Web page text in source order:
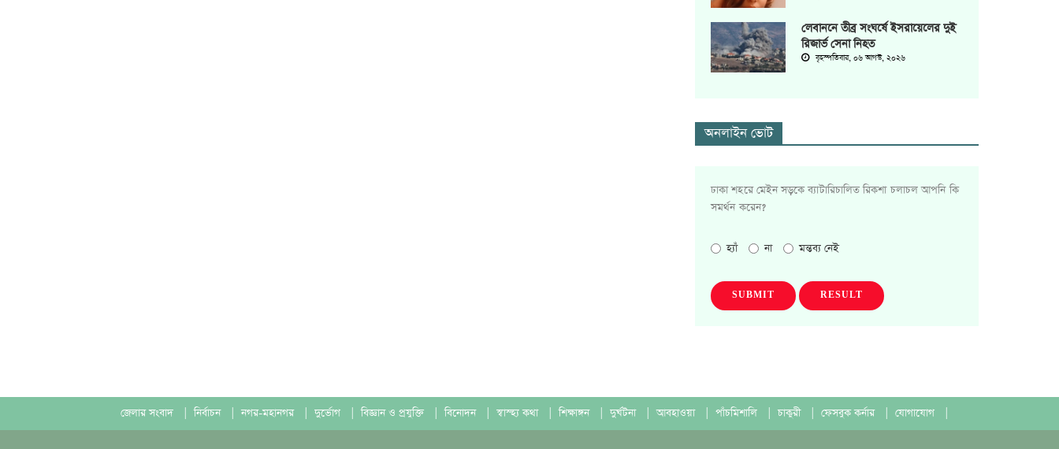
লেবাননে তীব্র সংঘর্ষে ইসরায়েলের দুই
রিজার্ভ সেনা নিহত
বৃহস্পতিবার, ০৬ আগস্ট, ২০২৬
অনলাইন ভোট
ঢাকা শহরে মেইন সড়কে ব্যাটারিচালিত রিকশা চলাচল আপনি কি
সমর্থন করেন?
হ্যাঁ না মন্তব্য নেই
SUBMIT RESULT
জেলার সংবাদ নির্বাচন নগর-মহানগর দুর্ভোগ বিজ্ঞান ও প্রযুক্তি বিনোদন স্বাস্হ্য কথা শিক্ষাঙ্গন দুর্ঘটনা আবহাওয়া পাঁচমিশালি চাকুরী ফেসবুক কর্নার যোগাযোগ